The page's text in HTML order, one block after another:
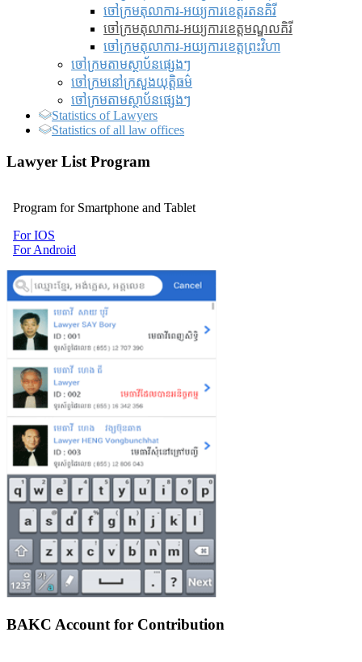
ចៅក្រមតុលាការ-អយ្យការខេត្តរតនគិរី
ចៅក្រមតុលាការ-អយ្យការខេត្តមណ្ឌលគិរី
ចៅក្រមតុលាការ-អយ្យការខេត្តព្រះវិហា
ចៅក្រមតាមស្ថាប័នផ្សេងៗ
ចៅក្រមនៅក្រសួងយុត្តិធម៌
ចៅក្រមតាមស្ថាប័នផ្សេងៗ
Statistics of Lawyers
Statistics of all law offices
Lawyer List Program
Program for Smartphone and Tablet
For IOS
For Android
BAKC Account for Contribution